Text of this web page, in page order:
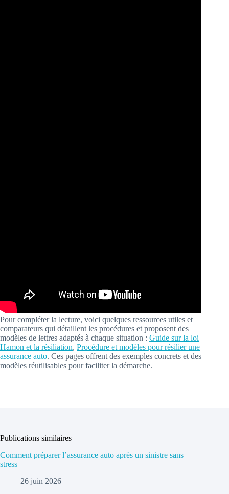
Pour compléter la lecture, voici quelques ressources utiles et
comparateurs qui détaillent les procédures et proposent des
modèles de lettres adaptés à chaque situation : Guide sur la loi
Hamon et la résiliation, Procédure et modèles pour résilier une
assurance auto. Ces pages offrent des exemples concrets et des
modèles réutilisables pour faciliter la démarche.
Publications similaires
Comment préparer l’assurance auto après un sinistre sans
stress
26 juin 2026